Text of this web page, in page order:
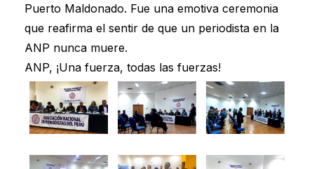
Puerto Maldonado. Fue una emotiva ceremonia
que reafirma el sentir de que un periodista en la
ANP nunca muere.
ANP, ¡Una fuerza, todas las fuerzas!